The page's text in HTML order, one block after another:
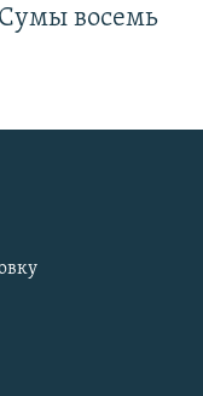
восемь